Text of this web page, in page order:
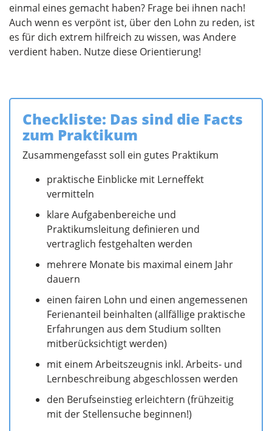
einmal eines gemacht haben? Frage bei ihnen nach!
Auch wenn es verpönt ist, über den Lohn zu reden, ist
es für dich extrem hilfreich zu wissen, was Andere
verdient haben. Nutze diese Orientierung!
Checkliste: Das sind die Facts
zum Praktikum
Zusammengefasst soll ein gutes Praktikum
praktische Einblicke mit Lerneffekt
vermitteln
klare Aufgabenbereiche und
Praktikumsleitung definieren und
vertraglich festgehalten werden
mehrere Monate bis maximal einem Jahr
dauern
einen fairen Lohn und einen angemessenen
Ferienanteil beinhalten (allfällige praktische
Erfahrungen aus dem Studium sollten
mitberücksichtigt werden)
mit einem Arbeitszeugnis inkl. Arbeits- und
Lernbeschreibung abgeschlossen werden
den Berufseinstieg erleichtern (frühzeitig
mit der Stellensuche beginnen!)